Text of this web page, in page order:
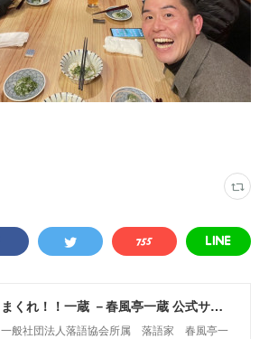
まくれ！！一蔵 －春風亭一蔵 公式サイト－
一般社団法人落語協会所属 落語家 春風亭一